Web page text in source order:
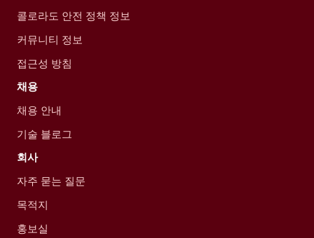
콜로라도 안전 정책 정보
커뮤니티 정보
접근성 방침
채용
채용 안내
기술 블로그
회사
자주 묻는 질문
목적지
홍보실